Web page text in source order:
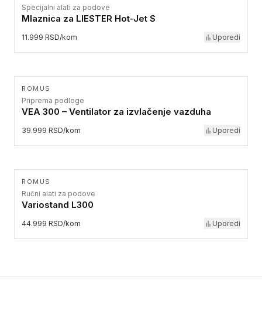
Specijalni alati za podove
Mlaznica za LIESTER Hot-Jet S
11.999 RSD/kom Uporedi
ROMUS
Priprema podloge
VEA 300 – Ventilator za izvlačenje vazduha
39.999 RSD/kom Uporedi
ROMUS
Ručni alati za podove
Variostand L300
44.999 RSD/kom Uporedi